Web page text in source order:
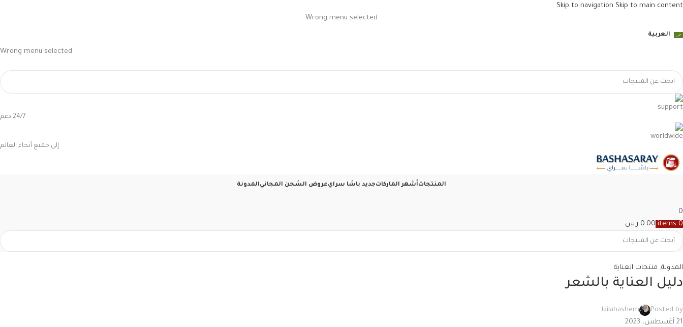
Skip to navigation Skip to main content
Wrong menu selected
العربية
Wrong menu selected
24/7 دعم
إلى جميع أنحاء العالم
المنتجاتأشهر الماركاتجديد باشا سرايعروض الشحن المجانيالمدونة
0
0
items
0.00 ر.س
المدونة, منتجات العناية
دليل العناية بالشعر
Posted by
lailahashem
21 أغسطس، 2023